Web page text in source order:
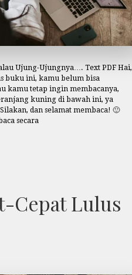
Ujung-Ujungnya…. Text PDF Hai,
buku ini, kamu belum bisa
kamu tetap ingin membacanya,
kuning di bawah ini, ya
dan selamat membaca! 🙂
secara
Cepat Lulus